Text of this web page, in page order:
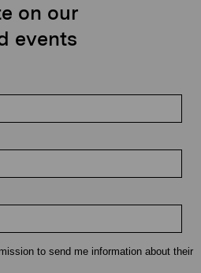
on our
events
to send me information about their